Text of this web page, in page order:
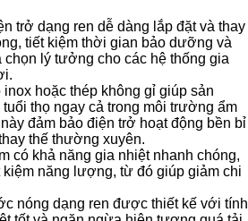
trở dạng ren dễ dàng lắp đặt và thay
tiết kiệm thời gian bảo dưỡng và
lý tưởng cho các hệ thống gia
inox hoặc thép không gỉ giúp sản
thọ ngay cả trong môi trường ẩm
đảm bảo điện trở hoạt động bền bỉ
thế thường xuyên.
có khả năng gia nhiệt nhanh chóng,
năng lượng, từ đó giúp giảm chi
nóng dạng ren được thiết kế với tính